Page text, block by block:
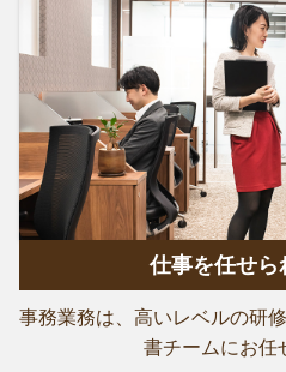
仕事を任せら
事務業務は、高いレベルの研
書チームにお任